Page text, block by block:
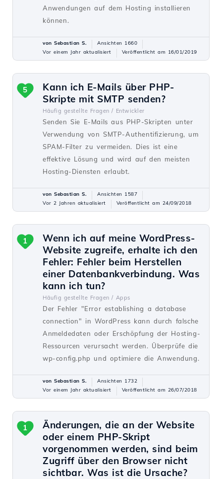
Anwendungen auf dem Hosting installieren
können.
von Sebastian S.
Ansichten 1660
Vor einem Jahr aktualisiert
Veröffentlicht am 16/01/2019
Kann ich E-Mails über PHP-
Skripte mit SMTP senden?
Häufig gestellte Fragen / Entwickler
Senden Sie E-Mails aus PHP-Skripten unter
Verwendung von SMTP-Authentifizierung, um
SPAM-Filter zu vermeiden. Dies ist eine
effektive Lösung und wird auf den meisten
Hosting-Diensten erlaubt.
5
von Sebastian S.
Ansichten 1587
Vor 2 Jahren aktualisiert
Veröffentlicht am 24/09/2018
Wenn ich auf meine WordPress-
Website zugreife, erhalte ich den
Fehler: Fehler beim Herstellen
einer Datenbankverbindung. Was
kann ich tun?
Häufig gestellte Fragen / Apps
Der Fehler "Error establishing a database
connection" in WordPress kann durch falsche
Anmeldedaten oder Erschöpfung der Hosting-
Ressourcen verursacht werden. Überprüfe die
wp-config.php und optimiere die Anwendung.
1
von Sebastian S.
Ansichten 1732
Vor einem Jahr aktualisiert
Veröffentlicht am 26/07/2018
Änderungen, die an der Website
oder einem PHP-Skript
vorgenommen werden, sind beim
Zugriff über den Browser nicht
sichtbar. Was ist die Ursache?
1